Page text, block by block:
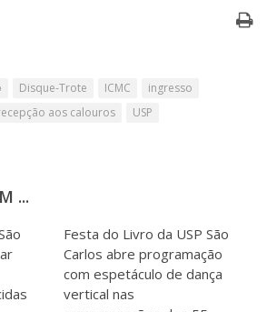
Disque-Trote ICMC
ingresso
aos calouros
USP
...
Festa do Livro da USP São
Carlos abre programação
com espetáculo de dança
vertical nas